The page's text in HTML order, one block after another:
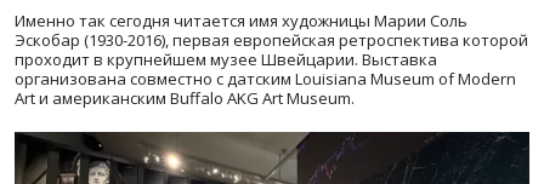
Именно так сегодня читается имя художницы Марии Соль
Эскобар (1930-2016), первая европейская ретроспектива которой
проходит в крупнейшем музее Швейцарии. Выставка
организована совместно с датским Louisiana Museum of Modern
Art и американским Buffalo AKG Art Museum.